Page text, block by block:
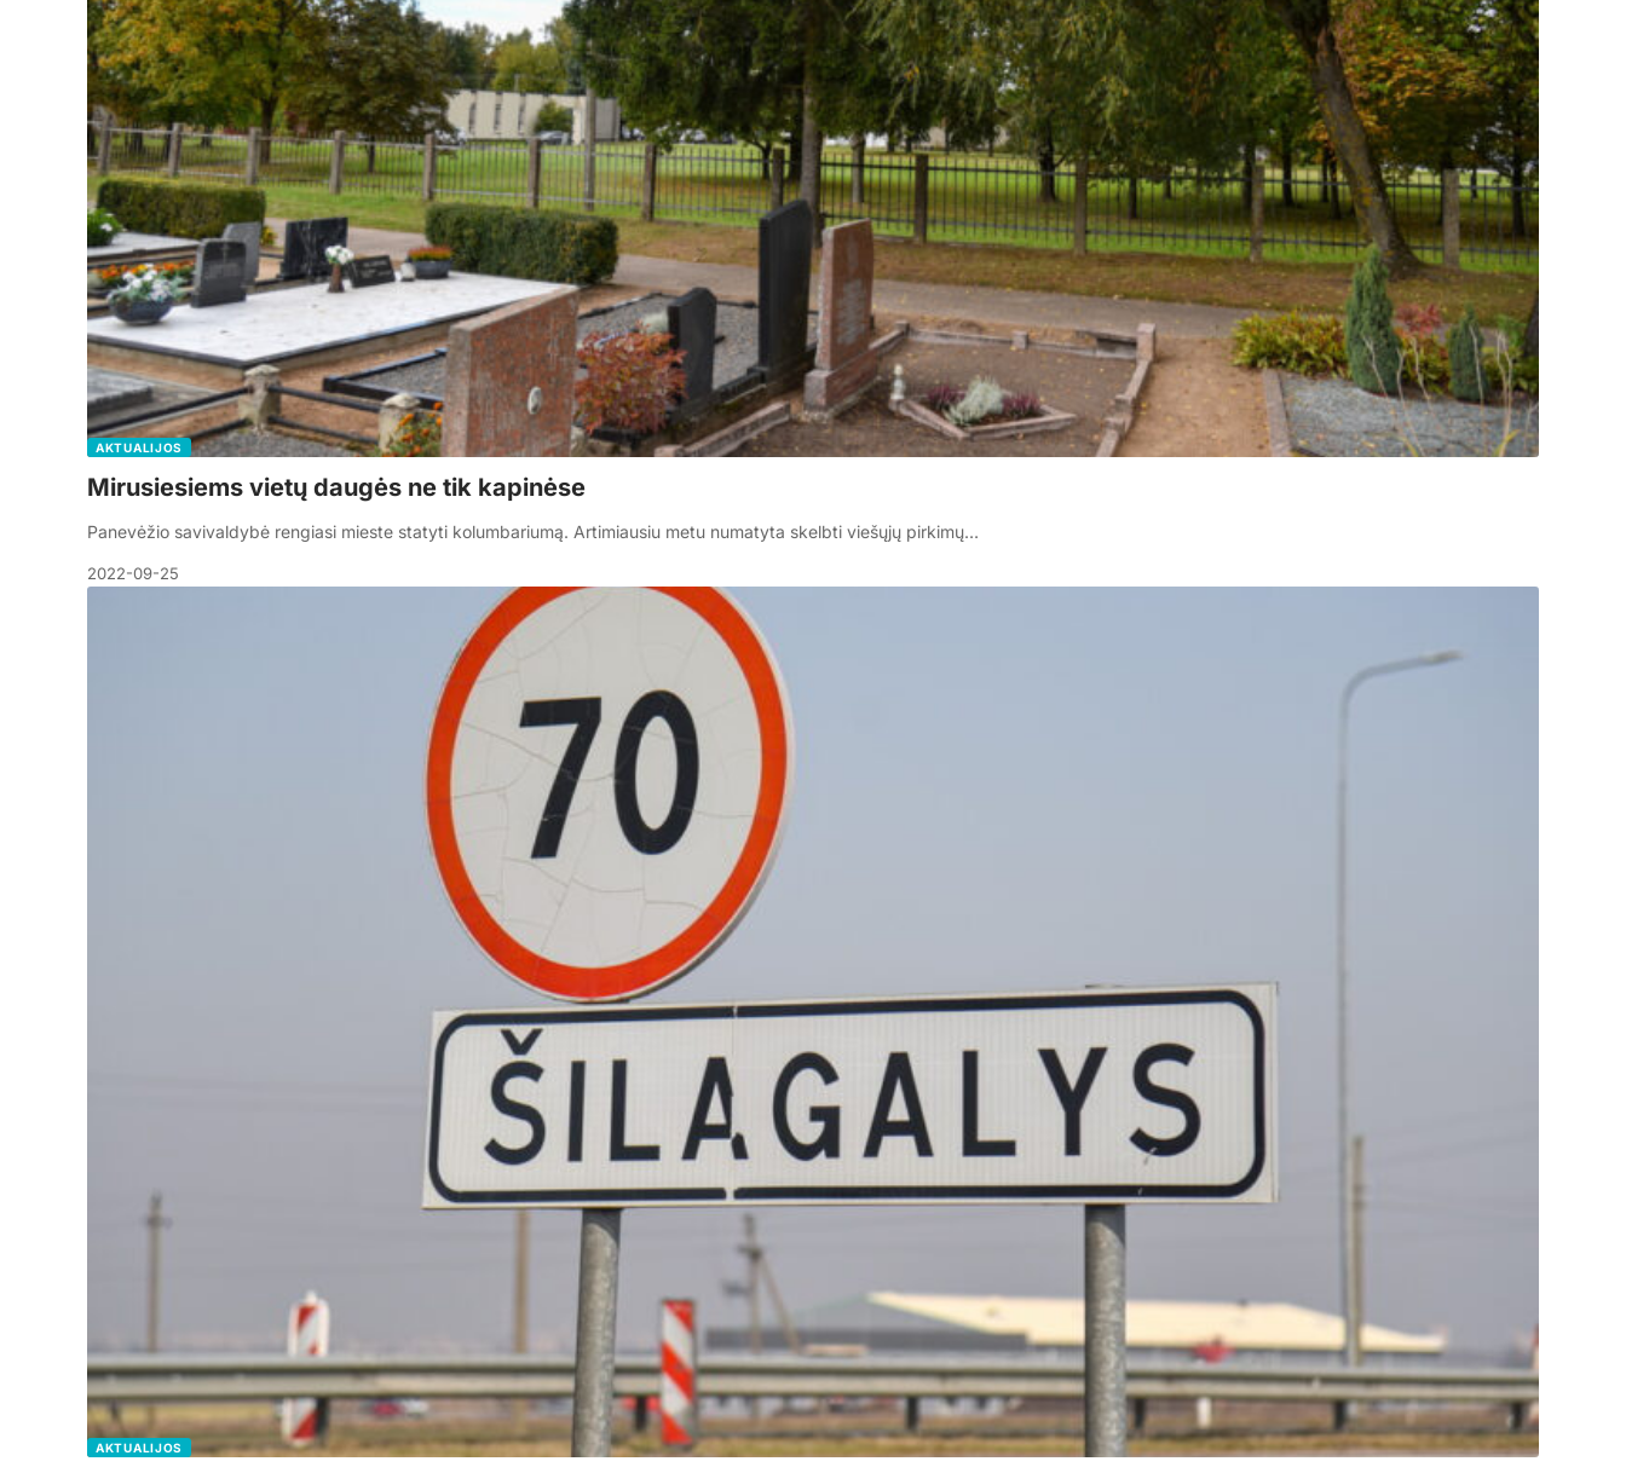
AKTUALIJOS
Mirusiesiems vietų daugės ne tik kapinėse
Panevėžio savivaldybė rengiasi mieste statyti kolumbariumą. Artimiausiu metu numatyta skelbti viešųjų pirkimų…
2022-09-25
AKTUALIJOS